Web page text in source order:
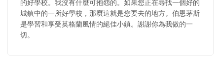
的好學校。我沒有什麼可抱怨的。如果您正在尋找一個好的
城鎮中的一所好學校，那麼這就是您要去的地方。伯恩茅斯
是學習和享受英格蘭風情的絕佳小鎮。謝謝你為我做的一
切。